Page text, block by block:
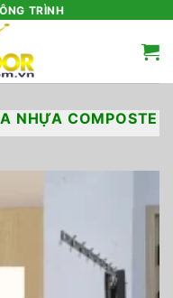
TRÌNH
NHỰA COMPOSTE